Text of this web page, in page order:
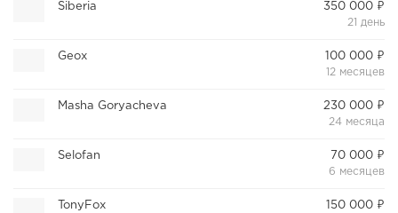
Siberia
350 000 ₽
21 день
Geox
100 000 ₽
12 месяцев
Masha Goryacheva
230 000 ₽
24 месяца
Selofan
70 000 ₽
6 месяцев
TonyFox
150 000 ₽